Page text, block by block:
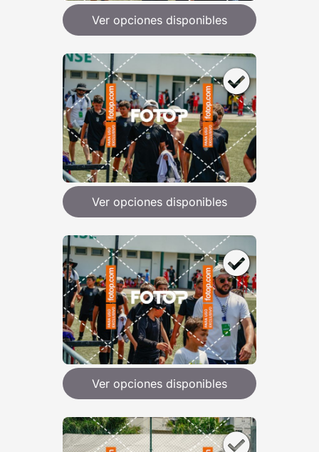
Ver opciones disponibles
Ver opciones disponibles
Ver opciones disponibles